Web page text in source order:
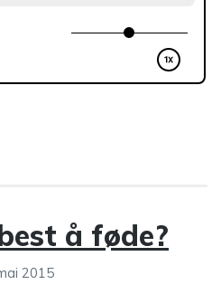
å føde?
2015